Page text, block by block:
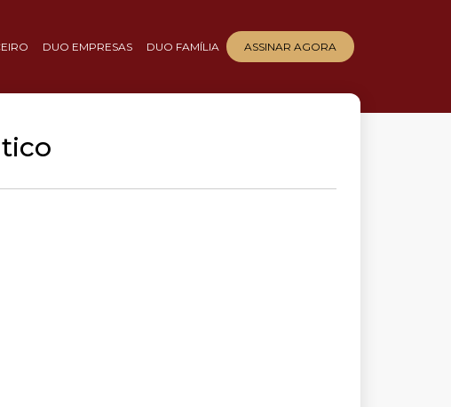
DUO EMPRESAS DUO FAMÍLIA ASSINAR AGORA